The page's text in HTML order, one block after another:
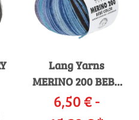
Lang Yarns
MERINO 200 BEBE
COLOR
6,50 € -